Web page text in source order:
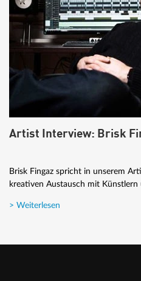
Artist Interview: Brisk
Brisk Fingaz spricht in unserem
kreativen Austausch mit
> Weiterlesen